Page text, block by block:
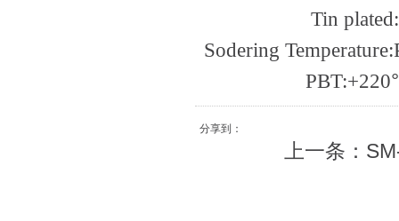
Tin
Sodering
PBT:+220°
分享到：
上一条：